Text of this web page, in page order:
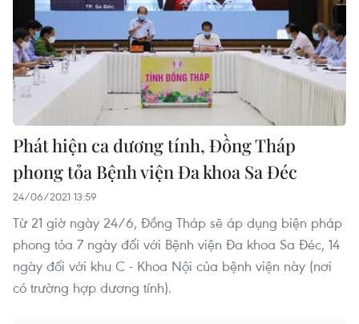
Phát hiện ca dương tính, Đồng Tháp
phong tỏa Bệnh viện Đa khoa Sa Đéc
24/06/2021 13:59
Từ 21 giờ ngày 24/6, Đồng Tháp sẽ áp dụng biện pháp
phong tỏa 7 ngày đối với Bệnh viện Đa khoa Sa Đéc, 14
ngày đối với khu C - Khoa Nội của bệnh viện này (nơi
có trường hợp dương tính).